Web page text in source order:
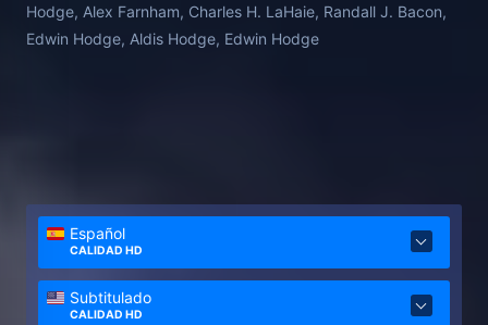
Hodge, Alex Farnham, Charles H. LaHaie, Randall J. Bacon,
Edwin Hodge, Aldis Hodge, Edwin Hodge
Español
CALIDAD HD
Subtitulado
CALIDAD HD